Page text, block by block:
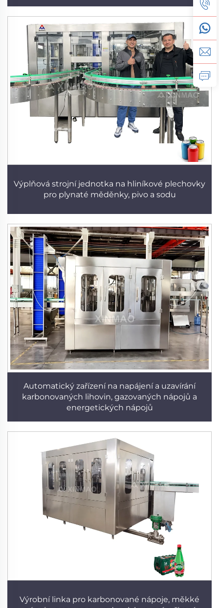
Výplňová strojní jednotka na hliníkové plechovky
pro plynaté měděnky, pivo a sodu
Automatický zařízení na napájení a uzavírání
karbonovaných lihovin, gazovaných nápojů a
energetických nápojů
Výrobní linka pro karbonované nápoje, měkké